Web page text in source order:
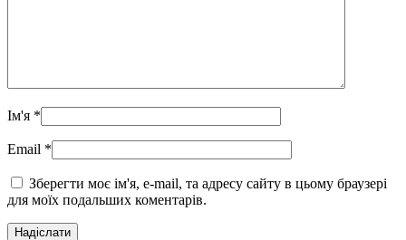
Ім'я *
Email *
Зберегти моє ім'я, e-mail, та адресу сайту в цьому браузері
для моїх подальших коментарів.